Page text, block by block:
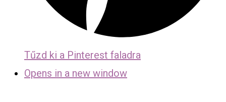
Tűzd ki a Pinterest faladra
Opens in a new window